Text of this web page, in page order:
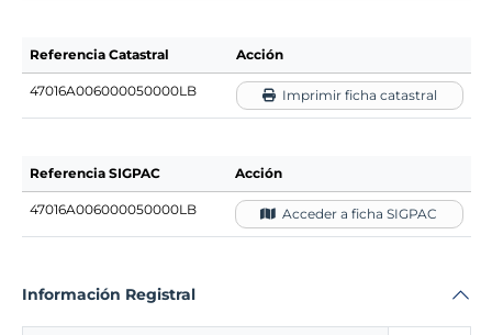
Referencia Catastral Acción
47016A006000050000LB Imprimir ficha catastral
Referencia SIGPAC Acción
47016A006000050000LB Acceder a ficha SIGPAC
Información Registral